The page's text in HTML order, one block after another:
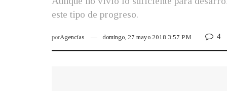
este tipo de progreso.
porAgencias domingo, 27 mayo 2018 3:57 PM 4